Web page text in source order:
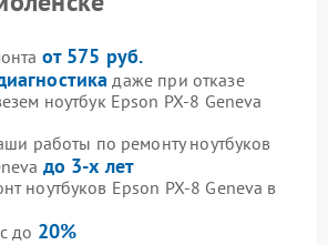
от 575 руб.
даже при отказе
ноутбук Epson PX-8 Geneva
работы по ремонту ноутбуков
до 3-х лет
ноутбуков Epson PX-8 Geneva в
до 20%